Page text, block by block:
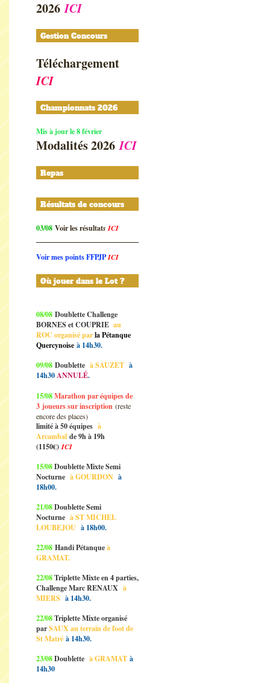
2026ICI
Gestion Concours
Téléchargement
ICI
Championnats 2026
Mis à jour le 8 février
Modalités 2026ICI
Repas
Résultats de concours
03/08 Voir les résultats ICI
Voir mes points FFPJPICI
Où jouer dans le Lot ?
08/08 Doublette Challenge
BORNES et COUPRIE au
ROC organisé parla Pétanque
Quercynoise à 14h30.
09/08 Doublette à SAUZET à
14h30ANNULÉ.
15/08Marathon par équipes de
3 joueurs sur inscription (reste
encore des places)
limité à 50 équipes à
Arcambal de 9h à 19h
(1150€)ICI
15/08Doublette Mixte Semi
Nocturne à GOURDON à
18h00.
21/08Doublette Semi
Nocturne à ST MICHEL
LOUBEJOU à 18h00.
22/08 Handi Pétanqueà
GRAMAT.
22/08Triplette Mixte en 4 parties,
Challenge Marc RENAUX à
MIERS à 14h30.
22/08Triplette Mixte organisé
parSAUX au terrain de foot de
St Matré à 14h30.
23/08Doublette à GRAMAT à
14h30